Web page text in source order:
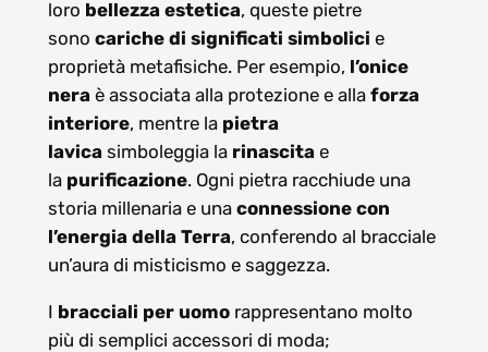
loro bellezza estetica, queste pietre
sono cariche di significati simbolici e
proprietà metafisiche. Per esempio, l’onice
nera è associata alla protezione e alla forza
interiore, mentre la pietra
lavica simboleggia la rinascita e
la purificazione. Ogni pietra racchiude una
storia millenaria e una connessione con
l’energia della Terra, conferendo al bracciale
un’aura di misticismo e saggezza.
I bracciali per uomorappresentano molto
più di semplici accessori di moda;